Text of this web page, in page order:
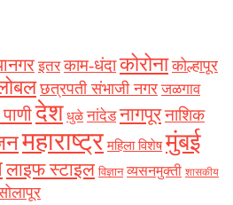
इतर काम-धंदाकोरोना कोल्हापूर
छत्रपती संभाजी नगर जळगाव
देश धुळे नांदेड नागपूरनाशिक
महाराष्ट्र महिला विशेष मुंबई
लाइफ स्टाइल विज्ञान व्यसनमुक्ती शासकीय